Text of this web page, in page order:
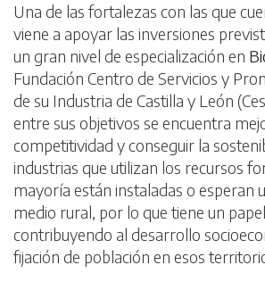
Una de las fortalezas con las que
viene a apoyar las inversiones
un gran nivel de especialización en
Fundación Centro de Servicios y
de su Industria de Castilla y León
entre sus objetivos se encuentra
competitividad y conseguir la
industrias que utilizan los recursos
mayoría están instaladas o esperan
medio rural, por lo que tiene un
contribuyendo al desarrollo
fijación de población en esos